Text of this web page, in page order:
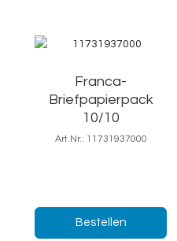
Franca-
Briefpapierpack
10/10
Art.Nr.: 11731937000
Bestellen